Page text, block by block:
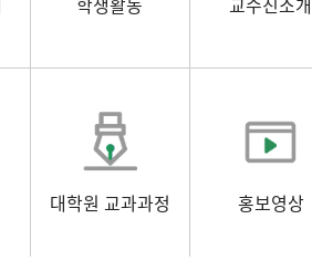
대학원 교과과정 홍보영상